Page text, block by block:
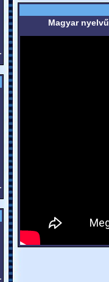
Magyar nyelvű